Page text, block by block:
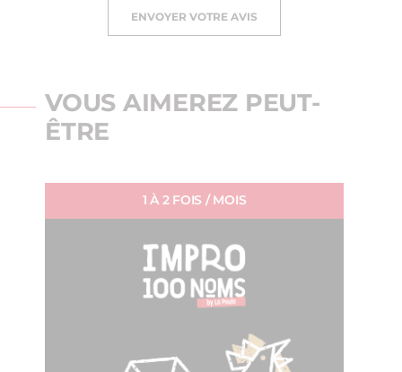
ENVOYER VOTRE AVIS
VOUS AIMEREZ PEUT-
ÊTRE
1 À 2 FOIS / MOIS